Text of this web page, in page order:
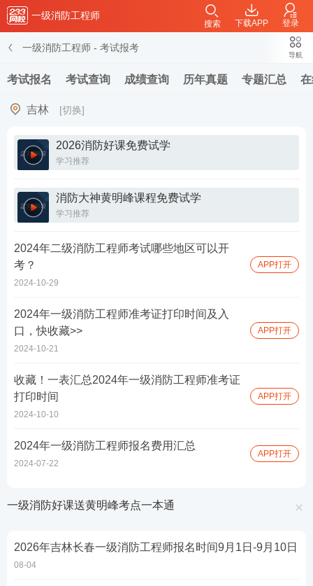
一级消防工程师
下载APP 登录
搜索
一级消防工程师 - 考试报考
考试报名 考试查询 成绩查询 历年真题 专题汇总
导航
吉林 [切换]
2026消防好课免费试学
学习推荐
消防大神黄明峰课程免费试学
学习推荐
2024年二级消防工程师考试哪些地区可以开
考？
2024-10-29
APP打开
2024年一级消防工程师准考证打印时间及入
口，快收藏>>
2024-10-21
APP打开
收藏！一表汇总2024年一级消防工程师准考证
打印时间
2024-10-10
APP打开
2024年一级消防工程师报名费用汇总
2024-07-22
APP打开
一级消防好课送黄明峰考点一本通
2026年吉林长春一级消防工程师报名时间9月1日-9月10日
08-04